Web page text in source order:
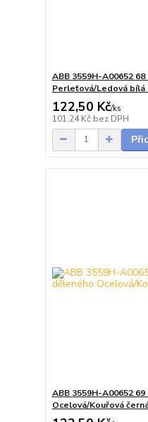
ABB 3559H-A00652
Perleťová/Ledová bílá
122,50 Kč/ks
101,24 Kč bez DPH
ABB 3559H-A00652
Ocelová/Kouřová